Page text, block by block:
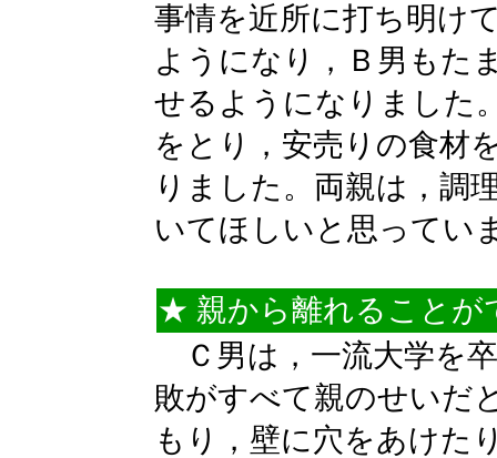
事情を近所に打ち明け
ようになり，Ｂ男もた
せるようになりました
をとり，安売りの食材
りました。両親は，調
いてほしいと思ってい
★ 親から離れることが
Ｃ男は，一流大学を
敗がすべて親のせいだ
もり，壁に穴をあけた